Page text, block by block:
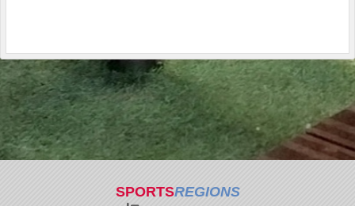
SPORTSREGIONS